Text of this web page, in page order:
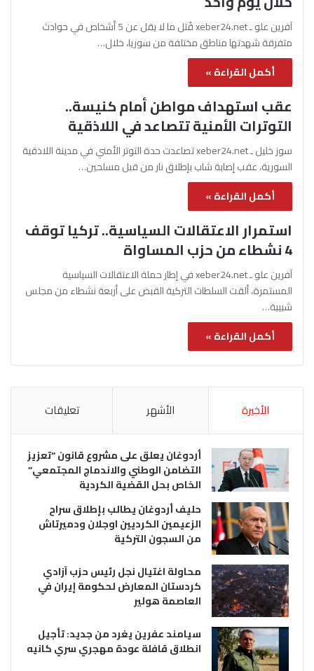
آفرين علو ـ xeber24.net قُتل ما لا يقل عن 5 أشخاص في حوادث
متفرقة شهدتها مناطق مختلفة من سوريا، خلال…
أكمل القراءة »
عقب استهداف مواطن أمام كنيسة..
التوترات الأمنية تتصاعد في اللاذقية
سوز خليل ـ xeber24.net تصاعدت حدة التوتر الأمني في مدينة اللاذقية
السورية، عقب إصابة شاب بإطلاق نار من قبل مسلحين…
أكمل القراءة »
استمرار الاعتقالات السياسية.. تركيا توقف
4 نشطاء من حزب المساواة
آفرين علو ـ xeber24.net في إطار حملة الاعتقالات السياسية
المستمرة، ألقت السلطات التركية القبض على أربعة نشطاء من مجلس
شبيبة…
أكمل القراءة »
الأخيرة الأشهر تعليقات
أردوغان يعلق على مشروع قانون “تعزيز
التضامن الوطني والاندماج المجتمعي”
الخاص بحل القضية الكردية
حليف أردوغان يطالب بإطلاق سراح
الزعيمين الكرديين اوجلان ودميرتاش
من السجون التركية
محاولة اغتيال نجل رئيس حزب آزادي
كردستان المعارض لحكومة إيران في
العاصمة هولير
سيامند عفرين يغرد من جديد: تأجيل
انطلاق قافلة عودة مهجري سري كانيه